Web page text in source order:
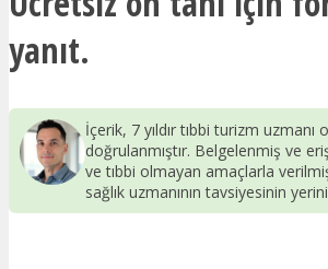
yanıt.
İçerik, 7 yıldır tıbbi turizm uzmanı
doğrulanmıştır. Belgelenmiş ve
ve tıbbi olmayan amaçlarla
sağlık uzmanının tavsiyesinin